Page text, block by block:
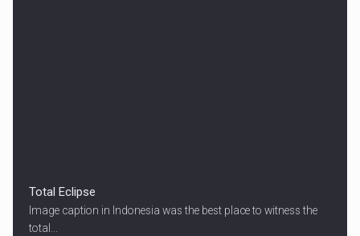
Total Eclipse
Image caption in Indonesia was the best place to witness the
total...